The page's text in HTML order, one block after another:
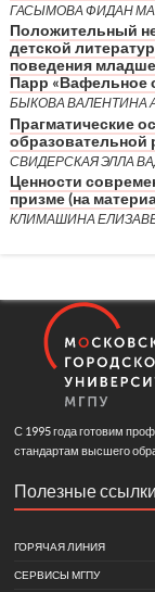
ГАСЫМОВА ФИДАН
Положительный
детской
поведения
Парр «Вафельное
БЫКОВА ВАЛЕНТИНА
Прагматические
образовательной
СВИДЕРСКАЯ ЭЛЛА
Ценности
призме (на
КЛИМАШИНА
С 1995 года готовим
стандартам высшего
Полезные ссылки
ГОРЯЧАЯ ЛИНИЯ
СЕРВИСЫ МГПУ